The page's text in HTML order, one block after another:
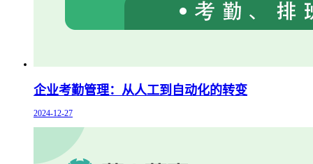
企业考勤管理：从人工到自动化的转变
2024-12-27